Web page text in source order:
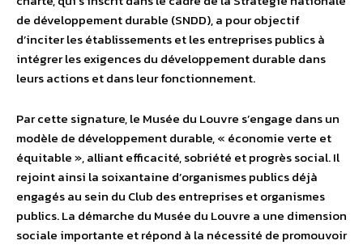
de développement durable (SNDD), a pour objectif
d’inciter les établissements et les entreprises publics à
intégrer les exigences du développement durable dans
leurs actions et dans leur fonctionnement.
Par cette signature, le Musée du Louvre s’engage dans un
modèle de développement durable, « économie verte et
équitable », alliant efficacité, sobriété et progrès social. Il
rejoint ainsi la soixantaine d’organismes publics déjà
engagés au sein du Club des entreprises et organismes
publics. La démarche du Musée du Louvre a une dimension
sociale importante et répond à la nécessité de promouvoir